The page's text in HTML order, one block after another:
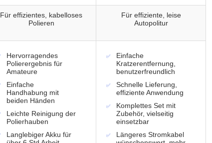
Für effizientes, kabelloses
Polieren
Für effiziente, leise
Autopolitur
Hervorragendes
Polierergebnis für
Amateure
Einfache
Handhabung mit
beiden Händen
Leichte Reinigung der
Polierhauben
Langlebiger Akku für
Einfache
Kratzerentfernung,
benutzerfreundlich
Schnelle Lieferung,
effiziente Anwendung
Komplettes Set mit
Zubehör, vielseitig
einsetzbar
Längeres Stromkabel